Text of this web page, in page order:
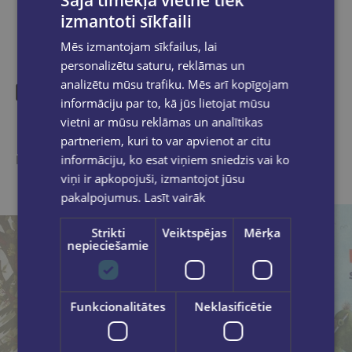
Līdzīgas preces
Ieskaties, varbūt noder
izmantoti sīkfaili
Mēs izmantojam sīkfailus, lai
personalizētu saturu, reklāmas un
analizētu mūsu trafiku. Mēs arī kopīgojam
informāciju par to, kā jūs lietojat mūsu
vietni ar mūsu reklāmas un analītikas
partneriem, kuri to var apvienot ar citu
informāciju, ko esat viņiem sniedzis vai ko
viņi ir apkopojuši, izmantojot jūsu
pakalpojumus. Lasīt vairāk
Strikti
nepieciešamie
Veiktspējas Mērķa
Funkcionalitātes Neklasificētie